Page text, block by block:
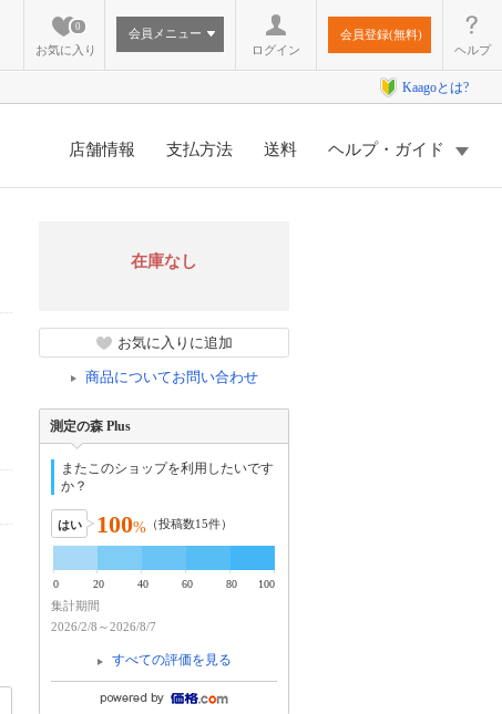
お気に入り
0
会員メニュー
ログイン
会員登録(無料)
ヘルプ
Kaagoとは?
店舗情報 支払方法 送料 ヘルプ・ガイド
在庫なし
お気に入りに追加
商品についてお問い合わせ
測定の森 Plus
またこのショップを利用したいです
か？
はい 100% （投稿数15件）
0 20 40 60 80 100
集計期間
2026/2/8～2026/8/7
すべての評価を見る